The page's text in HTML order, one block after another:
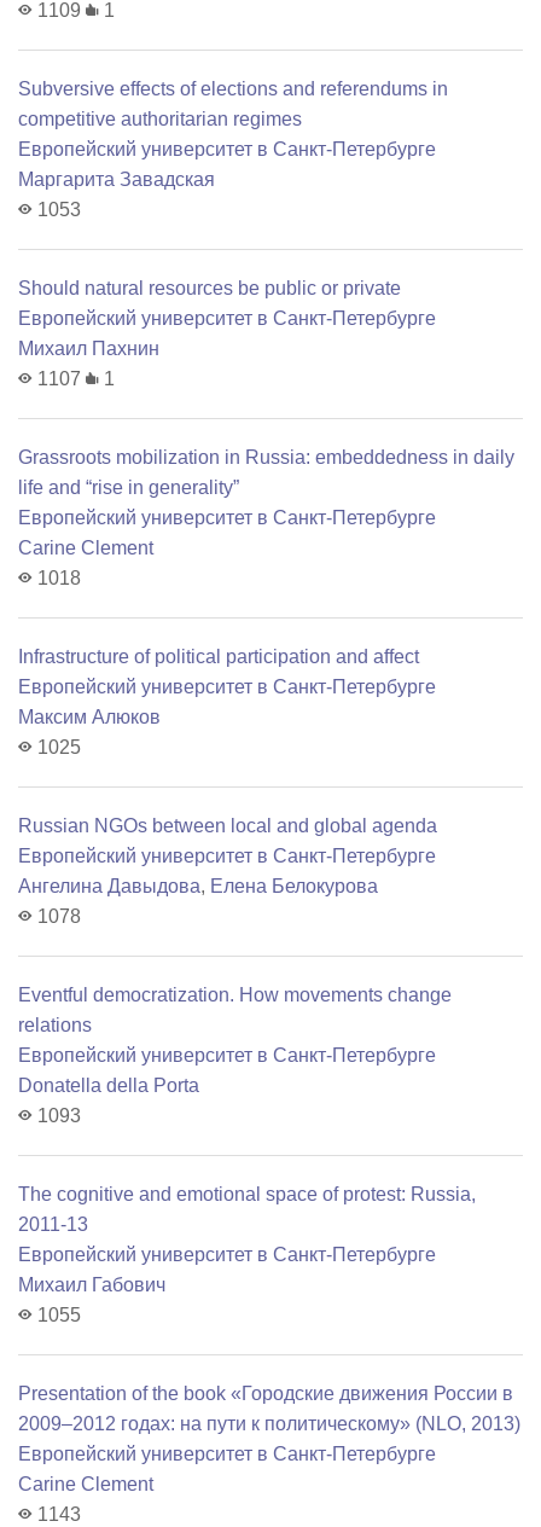
1109 1
Subversive effects of elections and referendums in
competitive authoritarian regimes
Европейский университет в Санкт-Петербурге
Маргарита Завадская
1053
Should natural resources be public or private
Европейский университет в Санкт-Петербурге
Михаил Пахнин
1107
1
Grassroots mobilization in Russia: embeddedness in daily
life and “rise in generality”
Европейский университет в Санкт-Петербурге
Carine Clement
1018
Infrastructure of political participation and affect
Европейский университет в Санкт-Петербурге
Максим Алюков
1025
Russian NGOs between local and global agenda
Европейский университет в Санкт-Петербурге
Ангелина Давыдова, Елена Белокурова
1078
Еventful democratization. How movements change
relations
Европейский университет в Санкт-Петербурге
Donatella della Porta
1093
The cognitive and emotional space of protest: Russia,
2011-13
Европейский университет в Санкт-Петербурге
Михаил Габович
1055
Presentation of the book «Городские движения России в
2009–2012 годах: на пути к политическому» (NLO, 2013)
Европейский университет в Санкт-Петербурге
Carine Clement
1143